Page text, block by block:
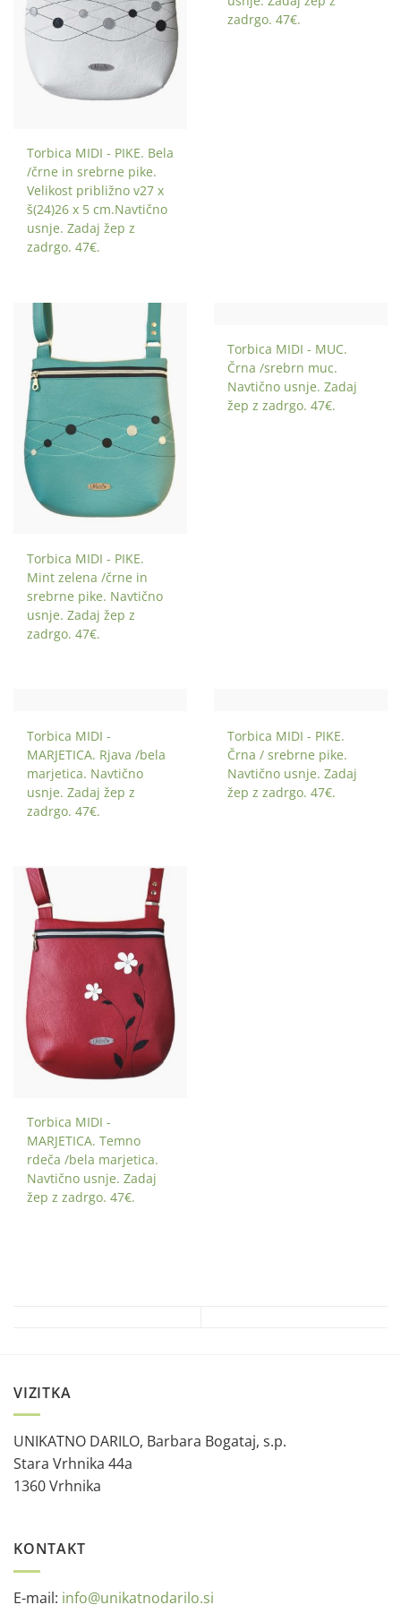
Torbica MIDI - PIKE. Bela
/črne in srebrne pike.
Velikost približno v27 x
š(24)26 x 5 cm.Navtično
usnje. Zadaj žep z
zadrgo. 47€.
zadrgo. 47€.
Torbica MIDI - PIKE.
Mint zelena /črne in
srebrne pike. Navtično
usnje. Zadaj žep z
zadrgo. 47€.
Torbica MIDI - MUC.
Črna /srebrn muc.
Navtično usnje. Zadaj
žep z zadrgo. 47€.
Torbica MIDI -
MARJETICA. Rjava /bela
marjetica. Navtično
usnje. Zadaj žep z
zadrgo. 47€.
Torbica MIDI - PIKE.
Črna / srebrne pike.
Navtično usnje. Zadaj
žep z zadrgo. 47€.
Torbica MIDI -
MARJETICA. Temno
rdeča /bela marjetica.
Navtično usnje. Zadaj
žep z zadrgo. 47€.
VIZITKA
UNIKATNO DARILO, Barbara Bogataj, s.p.
Stara Vrhnika 44a
1360 Vrhnika
KONTAKT
E-mail: info@unikatnodarilo.si